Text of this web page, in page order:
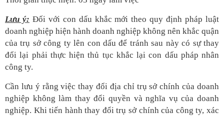
Lưu ý: Đối với con dấu khắc mới theo quy định pháp luật
doanh nghiệp hiện hành doanh nghiệp không nên khắc quận
của trụ sở công ty lên con dấu để tránh sau này có sự thay
đổi lại phải thực hiện thủ tục khắc lại con dấu pháp nhân
công ty.
Cần lưu ý rằng việc thay đổi địa chỉ trụ sở chính của doanh
nghiệp không làm thay đổi quyền và nghĩa vụ của doanh
nghiệp. Khi tiến hành thay đổi trụ sở chính của công ty, xác